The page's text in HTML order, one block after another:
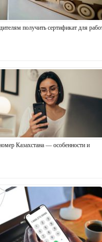
получить сертификат для
Казахстана — особенности и